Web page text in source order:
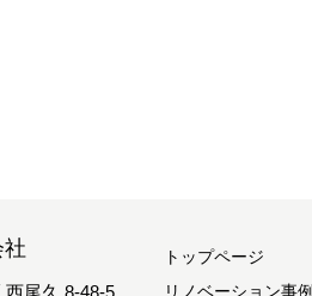
西尾久 8-48-5
トップページ
リノベーション事例